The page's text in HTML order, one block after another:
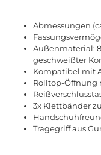
Abmessungen
Außenmaterial:
geschweißter
Kompatibel mit
Rolltop-Öffnung
3x Klettbänder
Tragegriff aus